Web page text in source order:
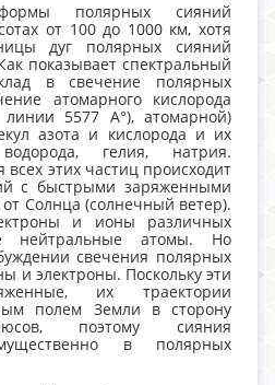
полярных сияний
от 100 до 1000 км, хотя
дуг полярных сияний
показывает спектральный
в свечение полярных
атомарного кислорода
5577 А°), атомарной)
азота и кислорода и их
гелия, натрия.
этих частиц происходит
с быстрыми заряженными
Солнца (солнечный ветер).
и ионы различных
нейтральные атомы. Но
свечения полярных
и электроны. Поскольку эти
их траектории
полем Земли в сторону
поэтому сияния
в полярных